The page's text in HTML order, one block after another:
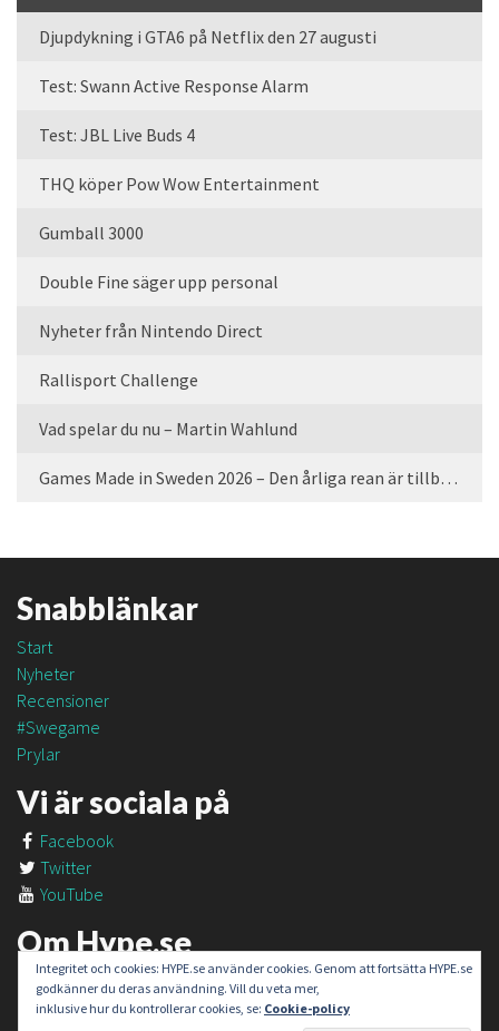
Djupdykning i GTA6 på Netflix den 27 augusti
Test: Swann Active Response Alarm
Test: JBL Live Buds 4
THQ köper Pow Wow Entertainment
Gumball 3000
Double Fine säger upp personal
Nyheter från Nintendo Direct
Rallisport Challenge
Vad spelar du nu – Martin Wahlund
Games Made in Sweden 2026 – Den årliga rean är tillbaka
Snabblänkar
Start
Nyheter
Recensioner
#Swegame
Prylar
Vi är sociala på
Facebook
Twitter
YouTube
Om Hype.se
Om oss
Om #SweGame
Integritet och cookies: HYPE.se använder cookies. Genom att fortsätta HYPE.se
godkänner du deras användning. Vill du veta mer,
inklusive hur du kontrollerar cookies, se: Cookie-policy